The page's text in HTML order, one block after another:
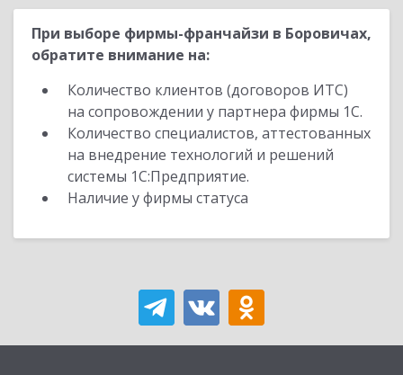
При выборе фирмы-франчайзи в Боровичах,
обратите внимание на:
Количество клиентов (договоров ИТС)
на сопровождении у партнера фирмы 1С.
Количество специалистов, аттестованных
на внедрение технологий и решений
системы 1С:Предприятие.
Наличие у фирмы статуса